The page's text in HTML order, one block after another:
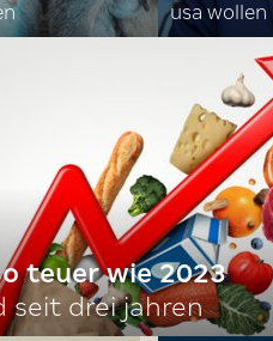
usa
teuer wie 2023
seit drei jahren